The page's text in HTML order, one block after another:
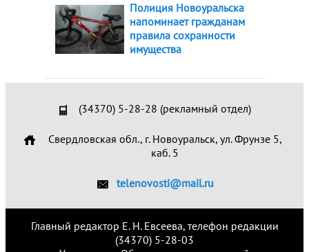
Полиция Новоуральска
напоминает гражданам
правила сохранности
имущества
(34370) 5-28-28 (рекламный отдел)
Свердловская обл., г. Новоуральск, ул. Фрунзе 5,
каб. 5
telenovosti@mail.ru
Главный редактор Е. Н. Евсеева, телефон редакции
(34370) 5-28-03